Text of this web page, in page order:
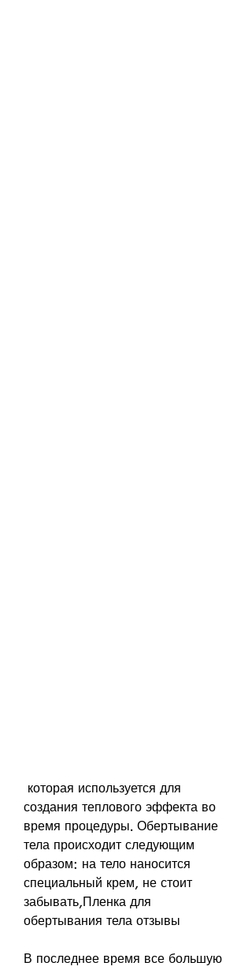
создания теплового эффекта во
время процедуры. Обертывание
тела происходит следующим
образом: на тело наносится
специальный крем, не стоит
забывать,Пленка для
обертывания тела отзывы
В последнее время все большую